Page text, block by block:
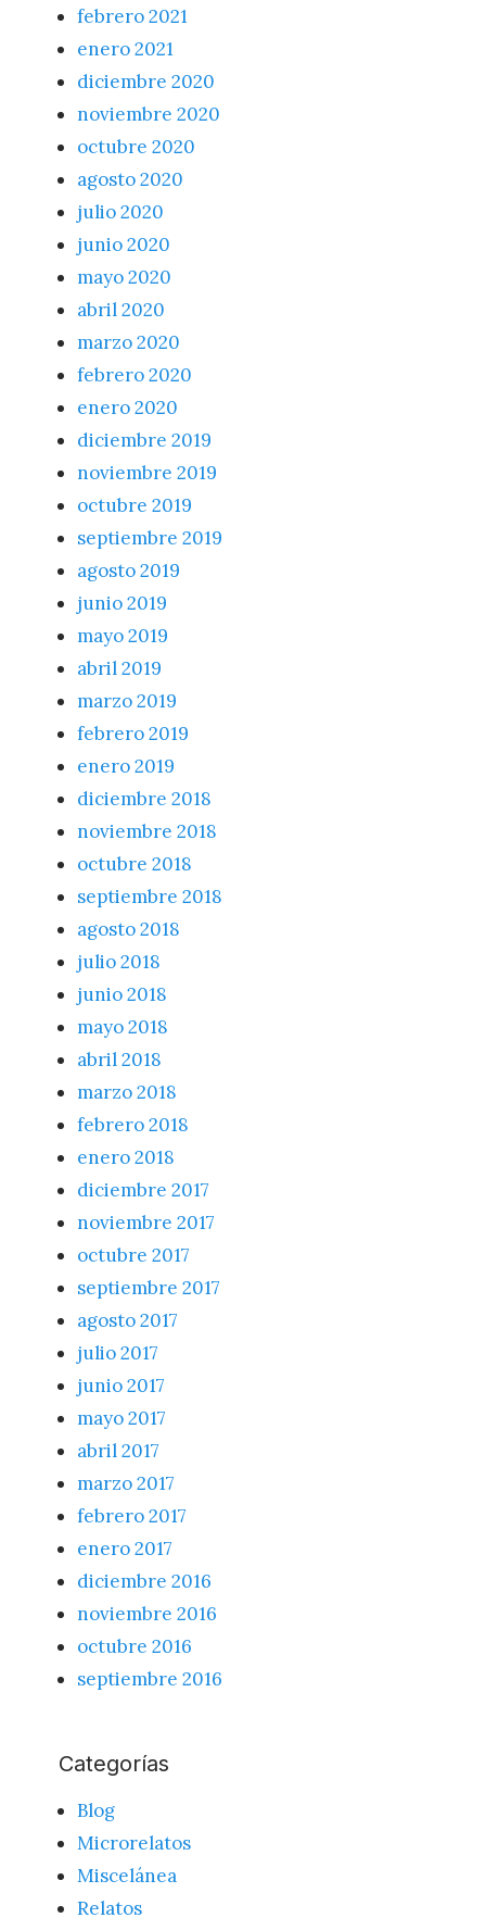
febrero 2021
enero 2021
diciembre 2020
noviembre 2020
octubre 2020
agosto 2020
julio 2020
junio 2020
mayo 2020
abril 2020
marzo 2020
febrero 2020
enero 2020
diciembre 2019
noviembre 2019
octubre 2019
septiembre 2019
agosto 2019
junio 2019
mayo 2019
abril 2019
marzo 2019
febrero 2019
enero 2019
diciembre 2018
noviembre 2018
octubre 2018
septiembre 2018
agosto 2018
julio 2018
junio 2018
mayo 2018
abril 2018
marzo 2018
febrero 2018
enero 2018
diciembre 2017
noviembre 2017
octubre 2017
septiembre 2017
agosto 2017
julio 2017
junio 2017
mayo 2017
abril 2017
marzo 2017
febrero 2017
enero 2017
diciembre 2016
noviembre 2016
octubre 2016
septiembre 2016
Categorías
Blog
Microrelatos
Miscelánea
Relatos